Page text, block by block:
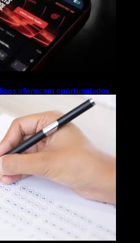
oferecem oportunidades